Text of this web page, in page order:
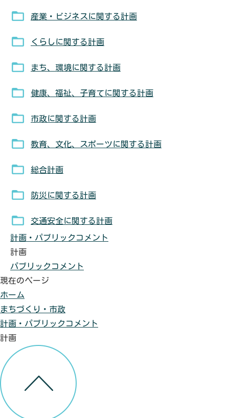
産業・ビジネスに関する計画
くらしに関する計画
まち、環境に関する計画
健康、福祉、子育てに関する計画
市政に関する計画
教育、文化、スポーツに関する計画
総合計画
防災に関する計画
交通安全に関する計画
計画・パブリックコメント
計画
パブリックコメント
現在のページ
ホーム
まちづくり・市政
計画・パブリックコメント
計画